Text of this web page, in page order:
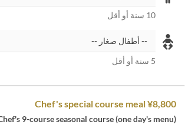
10 سنة أو أقل
5 سنة أو أقل
Chef's special course meal ¥8,800
9-course seasonal course (one day's menu)